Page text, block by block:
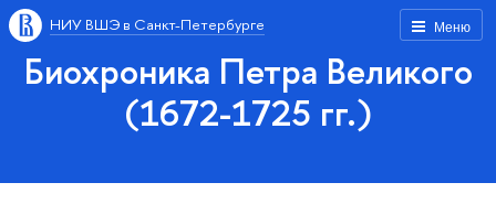
Меню
НИУ ВШЭ в Санкт-Петербурге
Биохроника Петра Великого
(1672-1725 гг.)